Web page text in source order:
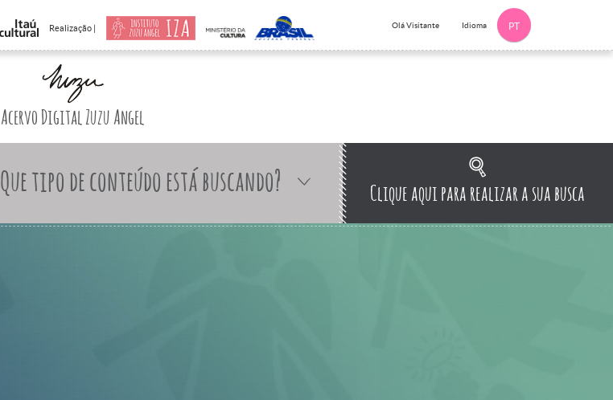
Realização | Olá Visitante Idioma PT
Acervo Digital Zuzu Angel
Que tipo de conteúdo está buscando? Clique aqui para realizar a sua busca